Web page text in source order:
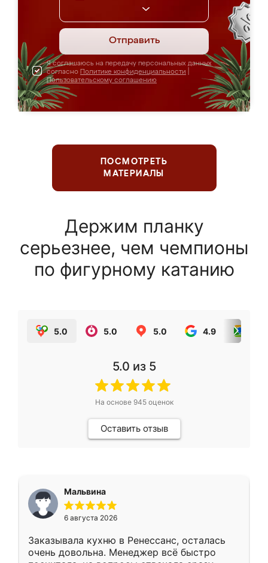
Отправить
Я соглашаюсь на передачу персональных данных
согласно Политике конфиденциальности
Пользовательскому соглашению
ПОСМОТРЕТЬ
МАТЕРИАЛЫ
Держим планку
серьезнее, чем чемпионы
по фигурному катанию
5.0 5.0 5.0 4.9
5.0 из 5
На основе 945оценок
Оставить отзыв
Мальвина
6 августа 2026
Заказывала кухню в Ренессанс, осталась
очень довольна. Менеджер всё быстро